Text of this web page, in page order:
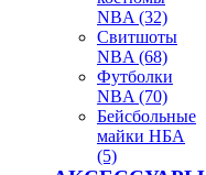
NBA (32)
Свитшоты
NBA (68)
Футболки
NBA (70)
Бейсбольные
майки НБА
(5)